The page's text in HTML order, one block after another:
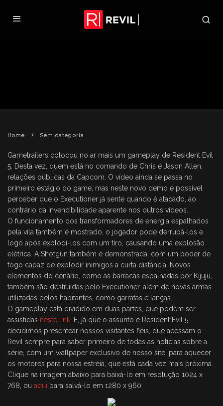
Home
Sem categoria
Gametrailers colocou no ar mais um gameplay de Resident Evil
5. Desta vez, quem está no comando de Chris é Jason Allen,
relações públicas da Capcom. O vídeo ainda se passa no
primeiro estágio do game, mas neste novo demo é possível
perceber que o Executioner já sente quando é atacado, ao
contrário da invencibilidade aparente nos outros vídeos.
O funcionamento dos transformadores de energia espalhados
pela vila também é mostrado, o jogador pode derrubá-los e
logo após explodi-los com um tiro, causando uma explosão
elétrica. A Shotgun também é demonstrada, com um poder de
fogo capaz de explodir inimigos a curta distância. Novos
elementos do cenário, como as barracas espalhadas por Kijuju,
também são destruídas pelo Executioner, além de novas armas
utilizadas pelos habitantes, como garrafas e lanças.
O gameplay está dividido em duas partes, que podem ser
assistidas neste link . E, já que o assunto é Resident Evil 5,
decidimos presentear nossos visitantes fiéis, que acessam o
Revil sempre para saber primeiro de todas as notícias sobre a
série, com um wallpaper exclusivo de nosso site, para aquecer
os motores para nossa estréia, que está cada vez mais próxima.
Clique na imagem abaixo para baixá-lo em resolução 1024 x
768, ou aqui para salvá-lo em 1280 x 960.